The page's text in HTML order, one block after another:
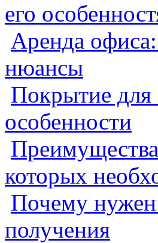
его
Аренда
нюансы
Покрытие для
особенности
которых
Почему нужен
получения